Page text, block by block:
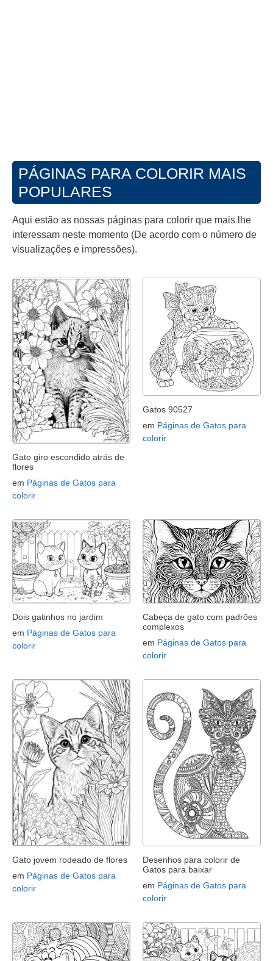
PÁGINAS PARA COLORIR MAIS
POPULARES
Aqui estão as nossas páginas para colorir que mais lhe
interessam neste momento (De acordo com o número de
visualizações e impressões).
Gato giro escondido atrás de
flores
em Páginas de Gatos para
colorir
Gatos 90527
em Páginas de Gatos para
colorir
Dois gatinhos no jardim
em Páginas de Gatos para
colorir
Cabeça de gato com padrões
complexos
em Páginas de Gatos para
colorir
Gato jovem rodeado de flores
em Páginas de Gatos para
colorir
Desenhos para colorir de
Gatos para baixar
em Páginas de Gatos para
colorir